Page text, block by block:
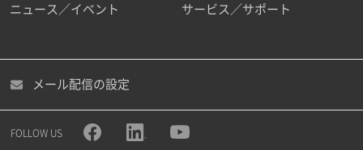
ニュース／イベント サービス／サポート
メール配信の設定
FOLLOW US